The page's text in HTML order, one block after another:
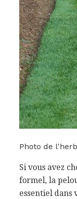
Photo de
Si vous avez
formel, la
essentiel dans